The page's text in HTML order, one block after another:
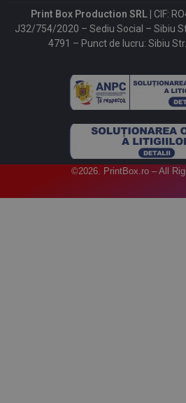
Print Box Production SRL | CIF:
J32/754/2020 – Sediu Social – Sibiu
4791 – Punct de lucru: Sibiu
©2026. PrintBox.ro – All